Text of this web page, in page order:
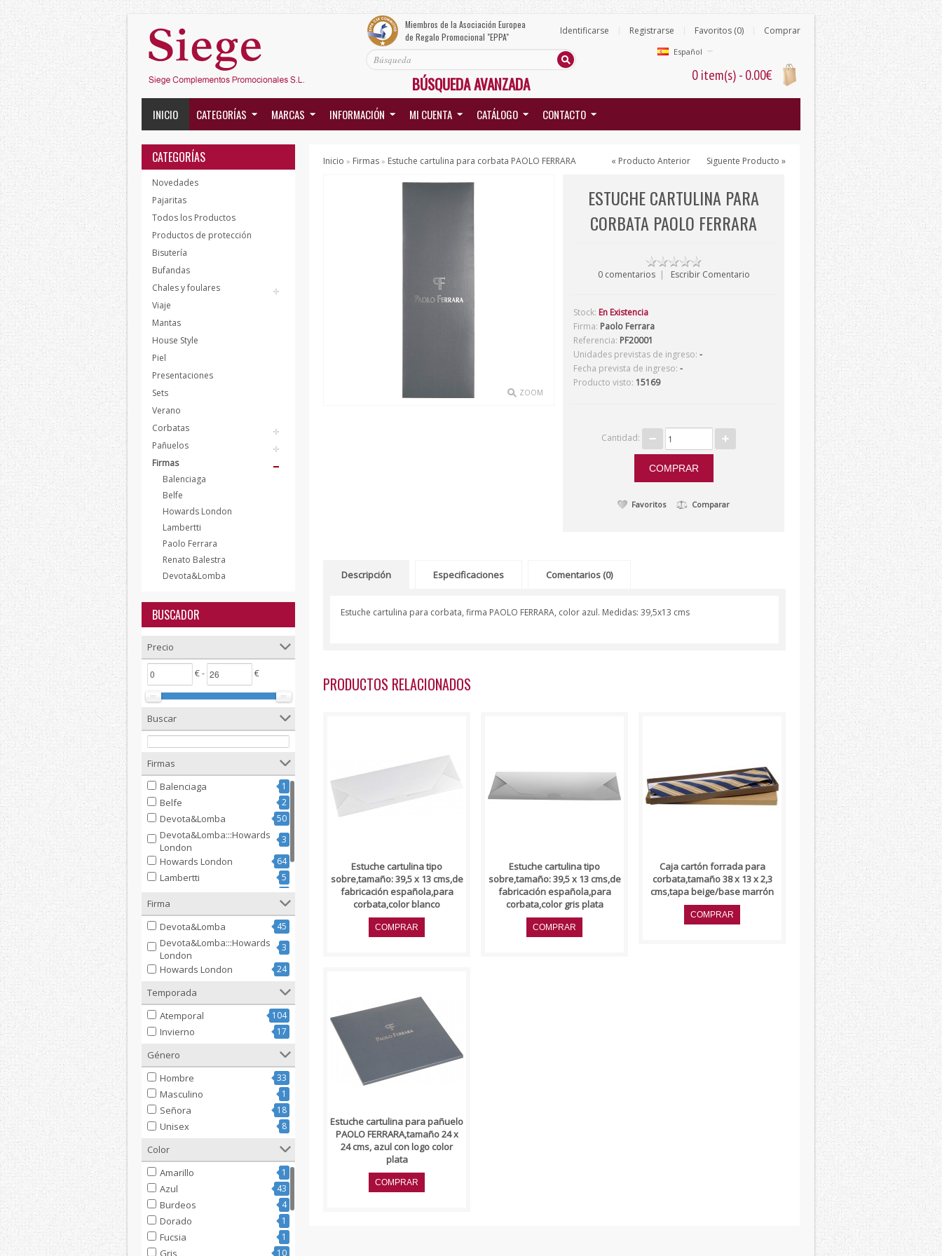
Español
Identificarse Registrarse Favoritos (0) Comprar
0 item(s) - 0.00€
Miembros de la Asociación Europea
de Regalo Promocional "EPPA"
BÚSQUEDA AVANZADA
INICIO CATEGORÍAS MARCAS INFORMACIÓN MI CUENTA CATÁLOGO CONTACTO
CATEGORÍAS
Novedades
Pajaritas
Todos los Productos
Productos de protección
Bisutería
Bufandas
Chales y foulares
Viaje
Mantas
House Style
Piel
Presentaciones
Sets
Verano
Corbatas
Pañuelos
Firmas
Balenciaga
Belfe
Howards London
Lambertti
Paolo Ferrara
Renato Balestra
Devota&Lomba
BUSCADOR
Precio
€ - €
Buscar
Firmas
Balenciaga
1
Belfe 2
Devota&Lomba 50
Devota&Lomba:::Howards
London
3
Howards London 64
Lambertti 5
Renato Balestra 1
Firma
Devota&Lomba
45
Devota&Lomba:::Howards
London
3
Howards London 24
Temporada
Atemporal
104
Invierno 17
Género
Hombre
33
Masculino 1
Señora 18
Unisex 8
Color
Amarillo
1
Azul 43
Burdeos 4
Dorado 1
Fucsia 1
Gris 10
Inicio » Firmas » Estuche cartulina para corbata PAOLO FERRARA « Producto Anterior Siguente Producto »
ZOOM
ESTUCHE CARTULINA PARA
CORBATA PAOLO FERRARA
0 comentarios| Escribir Comentario
Stock: En Existencia
Firma: Paolo Ferrara
Referencia: PF20001
Unidades previstas de ingreso: -
Fecha prevista de ingreso: -
Producto visto: 15169
Cantidad:
Favoritos Comparar
Descripción Especificaciones Comentarios (0)
Estuche cartulina para corbata, firma PAOLO FERRARA, color azul. Medidas: 39,5x13 cms
PRODUCTOS RELACIONADOS
..
Estuche cartulina tipo
sobre,tamaño: 39,5 x 13 cms,de
fabricación española,para
corbata,color blanco
Estuche cartulina tipo
sobre,tamaño: 39,5 x 13 cms,de
fabricación española,para
corbata,color gris plata
Caja cartón forrada para
corbata,tamaño 38 x 13 x 2,3
cms,tapa beige/base marrón
Estuche cartulina para pañuelo
PAOLO FERRARA,tamaño 24 x
24 cms, azul con logo color
plata